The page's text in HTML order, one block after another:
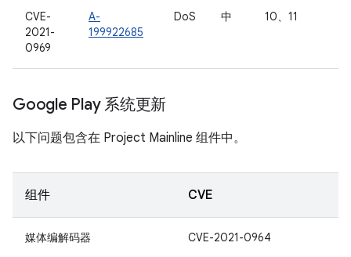
CVE-
2021-
0969
A-
199922685
DoS 中 10、11
Google Play 系统更新
以下问题包含在 Project Mainline 组件中。
组件 CVE
媒体编解码器 CVE-2021-0964